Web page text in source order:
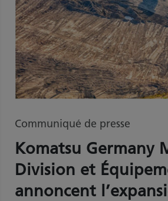
Communiqué de presse
Komatsu Germany
Division et
annoncent